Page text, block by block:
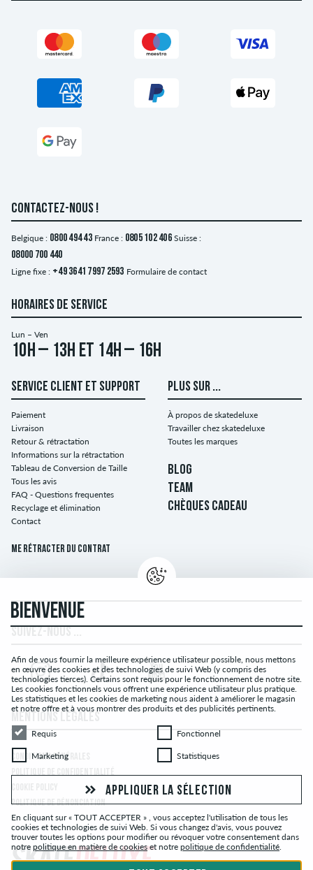
CONTACTEZ-NOUS !
Belgique : 0800 494 43 France : 0805 102 406 Suisse :
08000 700 440
Ligne fixe : +49 3641 7997 2593 Formulaire de contact
HORAIRES DE SERVICE
Lun – Ven
10h – 13h et 14h – 16h
SERVICE CLIENT ET SUPPORT
Paiement
Livraison
Retour & rétractation
Informations sur la rétractation
Tableau de Conversion de Taille
Tous les avis
FAQ - Questions frequentes
Recyclage et élimination
Contact
Me rétracter du contrat
PLUS SUR ...
À propos de skatedeluxe
Travailler chez skatedeluxe
Toutes les marques
BLOG
TEAM
CHÈQUES CADEAU
CONDITIONS GÉNÉRALES
POLITIQUE DE DÉNONCIATION
BIENVENUE
Afin de vous fournir la meilleure expérience utilisateur possible, nous mettons
en œuvre des cookies et des technologies de suivi Web (y compris des
technologies tierces). Certains sont requis pour le fonctionnement de notre site.
Les cookies fonctionnels vous offrent une expérience utilisateur plus pratique.
Les statistiques et les cookies de marketing nous aident à améliorer le magasin
et notre offre et à vous montrer des produits et des publicités pertinents.
RequisRequis Fonctionnel
Fonctionnel
MarketingMarketing Statistiques
Statistiques
APPLIQUER LA SÉLECTION
En cliquant sur « TOUT ACCEPTER » , vous acceptez l'utilisation de tous les
cookies et technologies de suivi Web. Si vous changez d'avis, vous pouvez
trouver toutes les options pour modifier ou révoquer votre consentement dans
notre politique en matière de cookieset notre politique de confidentialité.